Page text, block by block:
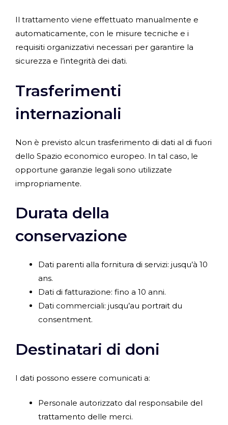
Il trattamento viene effettuato manualmente e
automaticamente, con le misure tecniche e i
requisiti organizzativi necessari per garantire la
sicurezza e l’integrità dei dati.
Trasferimenti
internazionali
Non è previsto alcun trasferimento di dati al di fuori
dello Spazio economico europeo. In tal caso, le
opportune garanzie legali sono utilizzate
impropriamente.
Durata della
conservazione
Dati parenti alla fornitura di servizi: jusqu’à 10
ans.
Dati di fatturazione: fino a 10 anni.
Dati commerciali: jusqu’au portrait du
consentment.
Destinatari di doni
I dati possono essere comunicati a:
Personale autorizzato dal responsabile del
trattamento delle merci.